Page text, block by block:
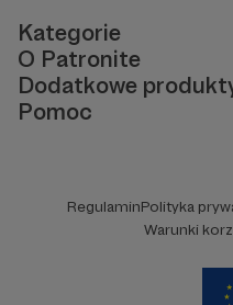
Kategorie
O Patronite
Dodatkowe
Pomoc
RegulaminPolityka
Warunki